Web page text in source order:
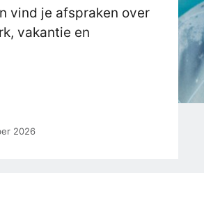
vind je afspraken over
vakantie en
2026